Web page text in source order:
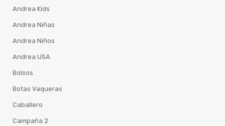
Andrea Kids
Andrea Niñas
Andrea Niños
Andrea USA
Bolsos
Botas Vaqueras
Caballero
Campaña 2